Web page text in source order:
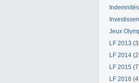
Indemnités
Jeux
LF 2013
LF 2014
LF 2015
LF 2016